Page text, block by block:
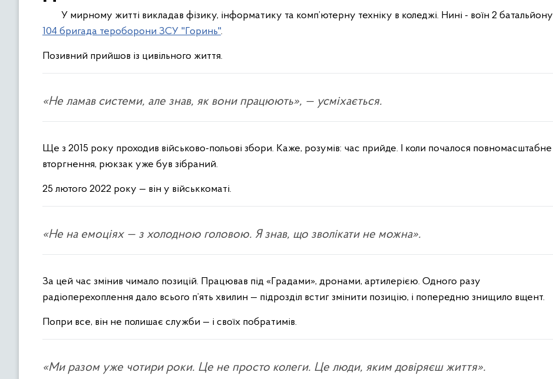
У мирному житті викладав фізику, інформатику та комп’ютерну техніку в коледжі. Нині - воїн 2 батальйону
104 бригада тероборони ЗСУ "Горинь".
Позивний прийшов із цивільного життя.
«Не ламав системи, але знав, як вони працюють», — усміхається.
Ще з 2015 року проходив військово-польові збори. Каже, розумів: час прийде. І коли почалося повномасштабне
вторгнення, рюкзак уже був зібраний.
25 лютого 2022 року — він у військкоматі.
«Не на емоціях — з холодною головою. Я знав, що зволікати не можна».
За цей час змінив чимало позицій. Працював під «Градами», дронами, артилерією. Одного разу
радіоперехоплення дало всього п’ять хвилин — підрозділ встиг змінити позицію, і попередню знищило вщент.
Попри все, він не полишає служби — і своїх побратимів.
«Ми разом уже чотири роки. Це не просто колеги. Це люди, яким довіряєш життя».